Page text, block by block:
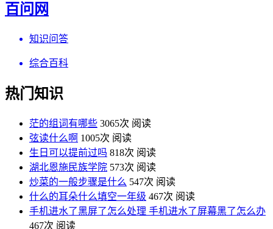
百问网
知识问答
综合百科
热门知识
茫的组词有哪些 3065次 阅读
弦读什么啊 1005次 阅读
生日可以提前过吗 818次 阅读
湖北恩施民族学院 573次 阅读
炒菜的一般步骤是什么 547次 阅读
什么的耳朵什么填空一年级 467次 阅读
手机进水了黑屏了怎么处理 手机进水了屏幕黑了怎么办
467次 阅读